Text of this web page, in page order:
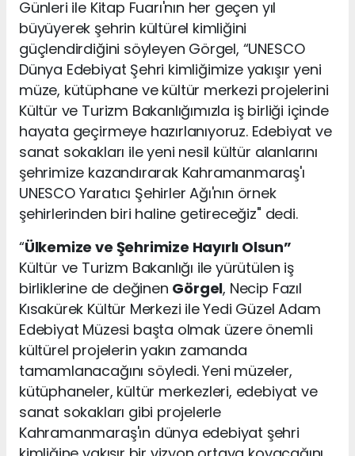
Günleri ile Kitap Fuarı'nın her geçen yıl
büyüyerek şehrin kültürel kimliğini
güçlendirdiğini söyleyen Görgel, “UNESCO
Dünya Edebiyat Şehri kimliğimize yakışır yeni
müze, kütüphane ve kültür merkezi projelerini
Kültür ve Turizm Bakanlığımızla iş birliği içinde
hayata geçirmeye hazırlanıyoruz. Edebiyat ve
sanat sokakları ile yeni nesil kültür alanlarını
şehrimize kazandırarak Kahramanmaraş'ı
UNESCO Yaratıcı Şehirler Ağı'nın örnek
şehirlerinden biri haline getireceğiz" dedi.
“Ülkemize ve Şehrimize Hayırlı Olsun”
Kültür ve Turizm Bakanlığı ile yürütülen iş
birliklerine de değinen Görgel, Necip Fazıl
Kısakürek Kültür Merkezi ile Yedi Güzel Adam
Edebiyat Müzesi başta olmak üzere önemli
kültürel projelerin yakın zamanda
tamamlanacağını söyledi. Yeni müzeler,
kütüphaneler, kültür merkezleri, edebiyat ve
sanat sokakları gibi projelerle
Kahramanmaraş'ın dünya edebiyat şehri